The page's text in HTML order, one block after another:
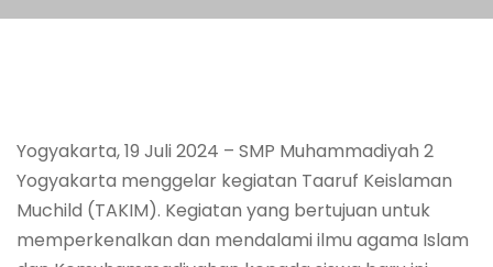
Yogyakarta, 19 Juli 2024 – SMP Muhammadiyah 2
Yogyakarta menggelar kegiatan Taaruf Keislaman
Muchild (TAKIM). Kegiatan yang bertujuan untuk
memperkenalkan dan mendalami ilmu agama Islam